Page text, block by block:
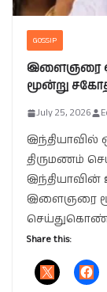
GOSSIP
இளைஞரை
மூன்று
July 25, 2026
திருமணம்
இந்தியாவின்
இளைஞரை
Share this: